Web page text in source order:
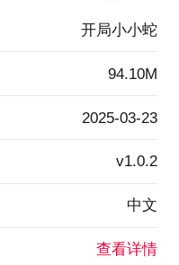
开局小小蛇
94.10M
2025-03-23
v1.0.2
中文
查看详情